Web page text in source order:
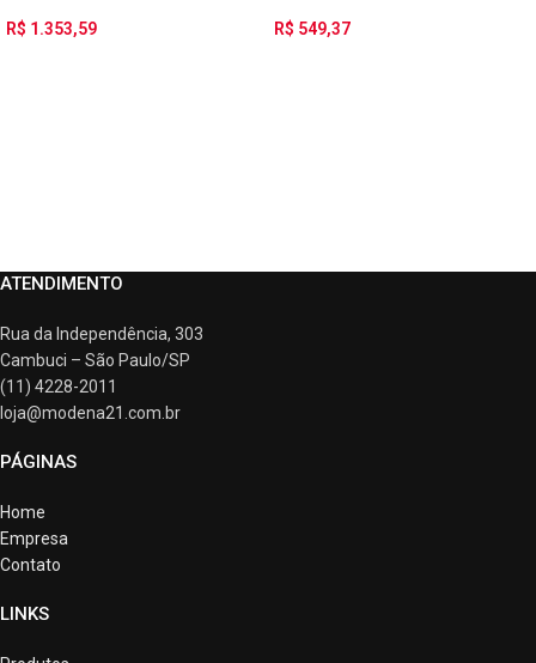
RP-90-RD-F0507-
R$ 1.353,59 R$ 549,37
ATENDIMENTO
Rua da Independência, 303
Cambuci – São Paulo/SP
(11) 4228-2011
loja@modena21.com.br
PÁGINAS
Home
Empresa
Contato
LINKS